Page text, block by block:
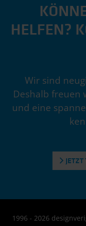
HELFEN?
Wir sind
Deshalb freuen
und eine
1996 - 2026